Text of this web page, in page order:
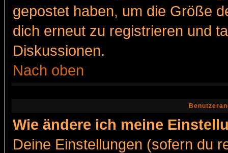
gepostet haben, um die Größe
dich erneut zu registrieren und
Diskussionen.
Nach oben
Wie ändere ich meine
Deine Einstellungen (sofern du